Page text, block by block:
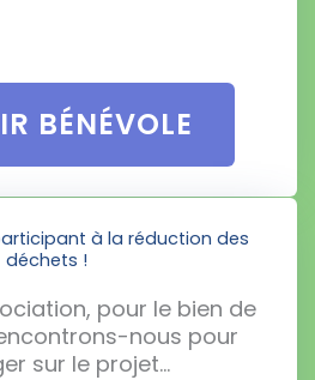
BÉNÉVOLE
à la réduction des
déchets !
pour le bien de
nous pour
sur le projet…